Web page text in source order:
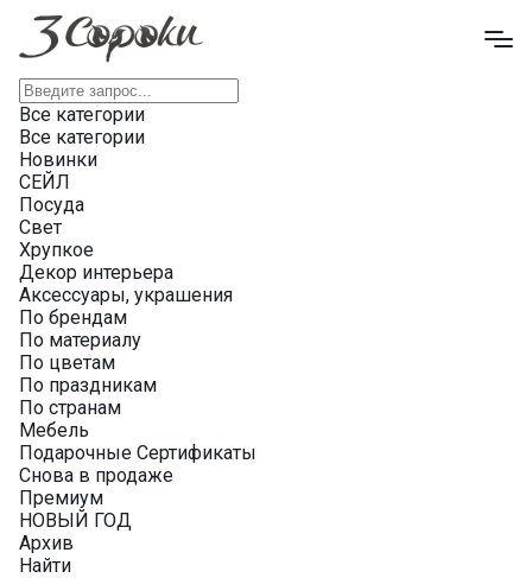
Все категории
Все категории
Новинки
СЕЙЛ
Посуда
Свет
Хрупкое
Декор интерьера
Аксессуары, украшения
По брендам
По материалу
По цветам
По праздникам
По странам
Мебель
Подарочные Сертификаты
Снова в продаже
Премиум
НОВЫЙ ГОД
Архив
Найти